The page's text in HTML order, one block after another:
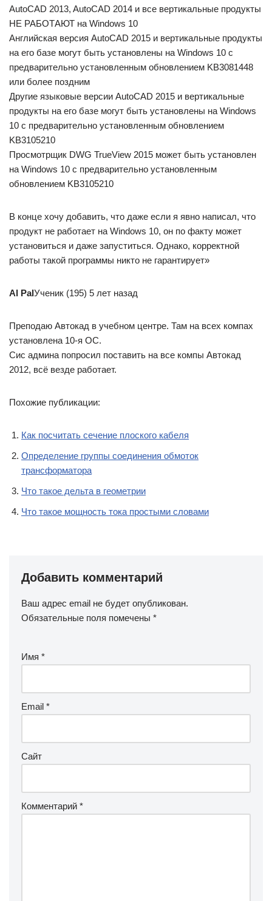
AutoCAD 2013, AutoCAD 2014 и все вертикальные продукты
НЕ РАБОТАЮТ на Windows 10
Английская версия AutoCAD 2015 и вертикальные продукты
на его базе могут быть установлены на Windows 10 с
предварительно установленным обновлением KB3081448
или более поздним
Другие языковые версии AutoCAD 2015 и вертикальные
продукты на его базе могут быть установлены на Windows
10 с предварительно установленным обновлением
KB3105210
Просмотрщик DWG TrueView 2015 может быть установлен
на Windows 10 с предварительно установленным
обновлением KB3105210
В конце хочу добавить, что даже если я явно написал, что
продукт не работает на Windows 10, он по факту может
установиться и даже запуститься. Однако, корректной
работы такой программы никто не гарантирует»
Al PalУченик (195) 5 лет назад
Преподаю Автокад в учебном центре. Там на всех компах
установлена 10-я ОС.
Сис админа попросил поставить на все компы Автокад
2012, всё везде работает.
Похожие публикации:
Как посчитать сечение плоского кабеля
Определение группы соединения обмоток
трансформатора
Что такое дельта в геометрии
Что такое мощность тока простыми словами
Добавить комментарий
Ваш адрес email не будет опубликован.
Обязательные поля помечены *
Имя *
Email *
Сайт
Комментарий *